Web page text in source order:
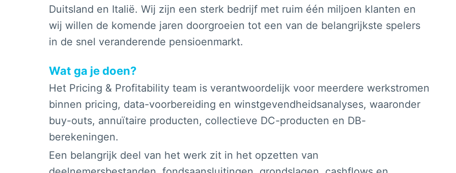
Duitsland en Italië. Wij zijn een sterk bedrijf met ruim één miljoen klanten en
wij willen de komende jaren doorgroeien tot een van de belangrijkste spelers
in de snel veranderende pensioenmarkt.
Wat ga je doen?
Het Pricing & Profitability team is verantwoordelijk voor meerdere werkstromen
binnen pricing, data-voorbereiding en winstgevendheidsanalyses, waaronder
buy-outs, annuïtaire producten, collectieve DC-producten en DB-
berekeningen.
Een belangrijk deel van het werk zit in het opzetten van